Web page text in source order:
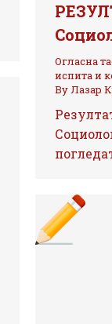
Огласна
испита и
ByЛазар